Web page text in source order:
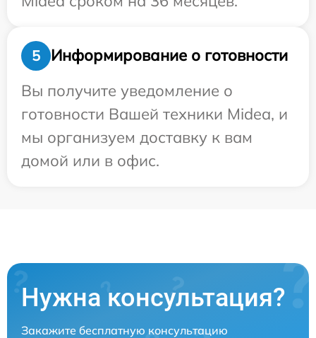
5
Информирование о готовности
Вы получите уведомление о
готовности Вашей техники Midea, и
мы организуем доставку к вам
домой или в офис.
Нужна консультация?
Закажите бесплатную консультацию